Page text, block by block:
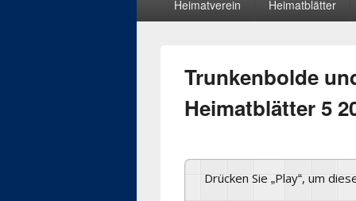
Heimatverein Heimatblätter
Trunkenbolde
Heimatblätter 5
Drücken Sie „Play“, um